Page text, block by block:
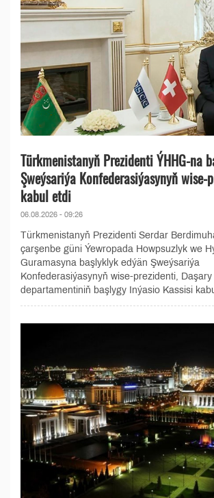
Türkmenistanyň Prezidenti ÝHHG-na
Şweýsariýa Konfederasiýasynyň
kabul etdi
06.08.2026 - 09:26
Türkmenistanyň Prezidenti Serdar
çarşenbe güni Ýewropada Howpsuzlyk we
Guramasyna başlyklyk edýän Şweýsariýa
Konfederasiýasynyň wise-prezidenti, Daşary
departamenti­niň başlygy Inýasio Kassisi